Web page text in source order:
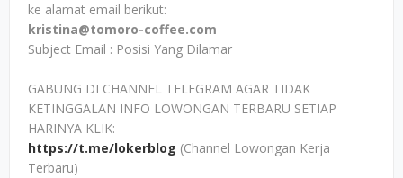
ke alamat email berikut:
kristina@tomoro-coffee.com
Subject Email : Posisi Yang Dilamar
GABUNG DI CHANNEL TELEGRAM AGAR TIDAK
KETINGGALAN INFO LOWONGAN TERBARU SETIAP
HARINYA KLIK:
https://t.me/lokerblog (Channel Lowongan Kerja
Terbaru)